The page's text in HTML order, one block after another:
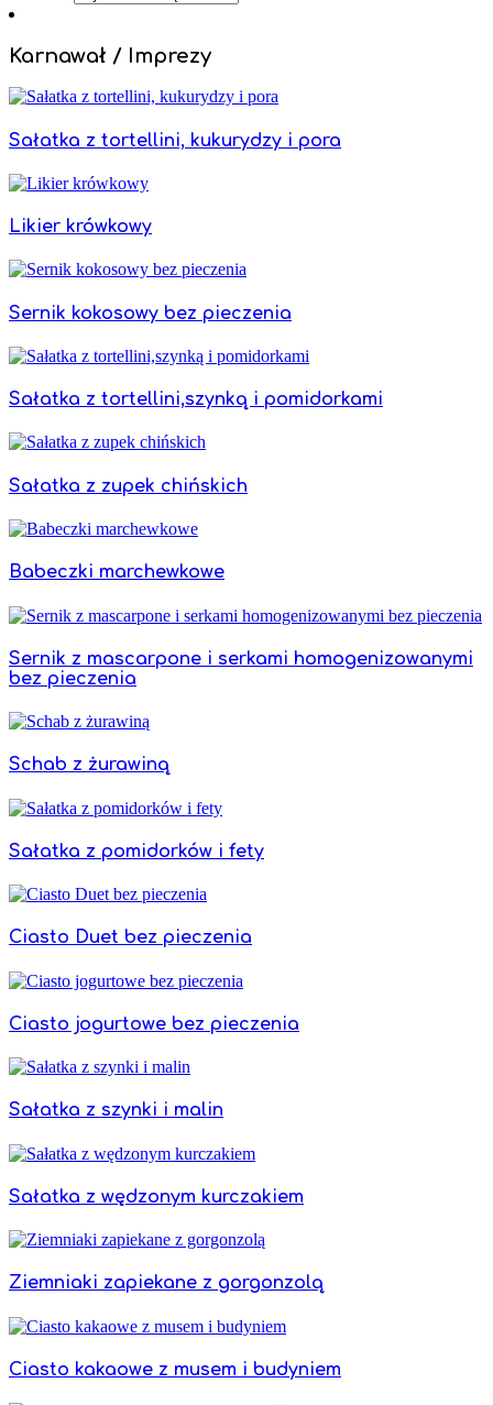
Karnawał / Imprezy
Sałatka z tortellini, kukurydzy i pora
Likier krówkowy
Sernik kokosowy bez pieczenia
Sałatka z tortellini,szynką i pomidorkami
Sałatka z zupek chińskich
Babeczki marchewkowe
Sernik z mascarpone i serkami homogenizowanymi
bez pieczenia
Schab z żurawiną
Sałatka z pomidorków i fety
Ciasto Duet bez pieczenia
Ciasto jogurtowe bez pieczenia
Sałatka z szynki i malin
Sałatka z wędzonym kurczakiem
Ziemniaki zapiekane z gorgonzolą
Ciasto kakaowe z musem i budyniem